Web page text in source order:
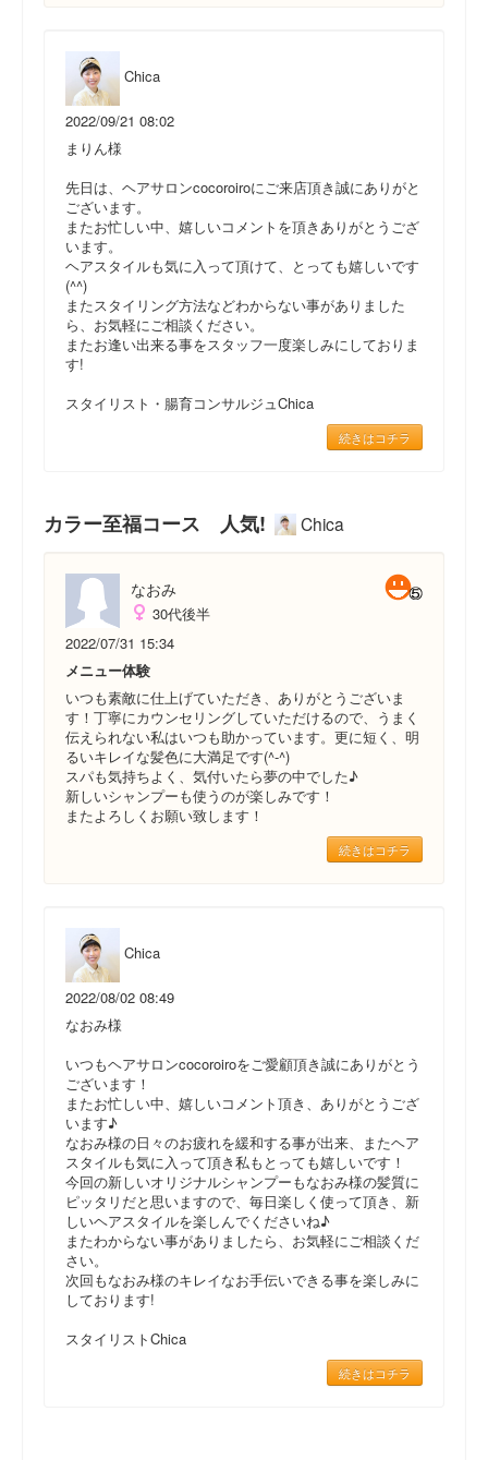
Chica
2022/09/21 08:02
まりん様
先日は、ヘアサロンcocoroiroにご来店頂き誠にありがと
ございます。
またお忙しい中、嬉しいコメントを頂きありがとうござ
います。
ヘアスタイルも気に入って頂けて、とっても嬉しいです
(^^)
またスタイリング方法などわからない事がありました
ら、お気軽にご相談ください。
またお逢い出来る事をスタッフ一度楽しみにしておりま
す!
スタイリスト・腸育コンサルジュChica
続きはコチラ
カラー至福コース 人気! Chica
なおみ
30代後半
2022/07/31 15:34
メニュー体験
いつも素敵に仕上げていただき、ありがとうございま
す！丁寧にカウンセリングしていただけるので、うまく
伝えられない私はいつも助かっています。更に短く、明
るいキレイな髪色に大満足です(^-^)
スパも気持ちよく、気付いたら夢の中でした♪
新しいシャンプーも使うのが楽しみです！
またよろしくお願い致します！
続きはコチラ
Chica
2022/08/02 08:49
なおみ様
いつもヘアサロンcocoroiroをご愛顧頂き誠にありがとう
ございます！
またお忙しい中、嬉しいコメント頂き、ありがとうござ
います♪
なおみ様の日々のお疲れを緩和する事が出来、またヘア
スタイルも気に入って頂き私もとっても嬉しいです！
今回の新しいオリジナルシャンプーもなおみ様の髪質に
ピッタリだと思いますので、毎日楽しく使って頂き、新
しいヘアスタイルを楽しんでくださいね♪
またわからない事がありましたら、お気軽にご相談くだ
さい。
次回もなおみ様のキレイなお手伝いできる事を楽しみに
しております!
スタイリストChica
続きはコチラ